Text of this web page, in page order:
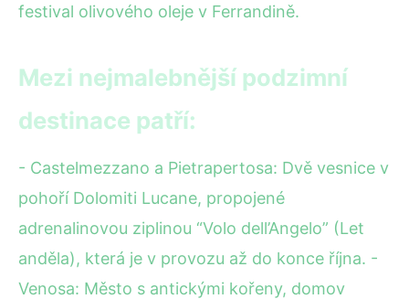
festival olivového oleje v Ferrandině.
Mezi nejmalebnější podzimní
destinace patří:
- Castelmezzano a Pietrapertosa: Dvě vesnice v
pohoří Dolomiti Lucane, propojené
adrenalinovou ziplinou “Volo dell’Angelo” (Let
anděla), která je v provozu až do konce října. -
Venosa: Město s antickými kořeny, domov